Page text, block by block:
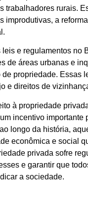
trabalhadores rurais.
improdutivas, a
e regulamentos no
de áreas urbanas e
propriedade. Essas
e direitos de
à propriedade
incentivo importante
longo da história,
econômica e social
privada sofre
e garantir que
a sociedade.